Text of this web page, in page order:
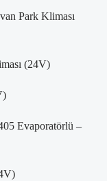
Park Kliması
(24V)
Evaporatörlü –